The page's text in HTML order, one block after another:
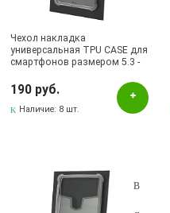
Чехол накладка
универсальная TPU CASE для
смартфонов размером 5.3 -
прозрачный.
190 руб.
Наличие: 8 шт.